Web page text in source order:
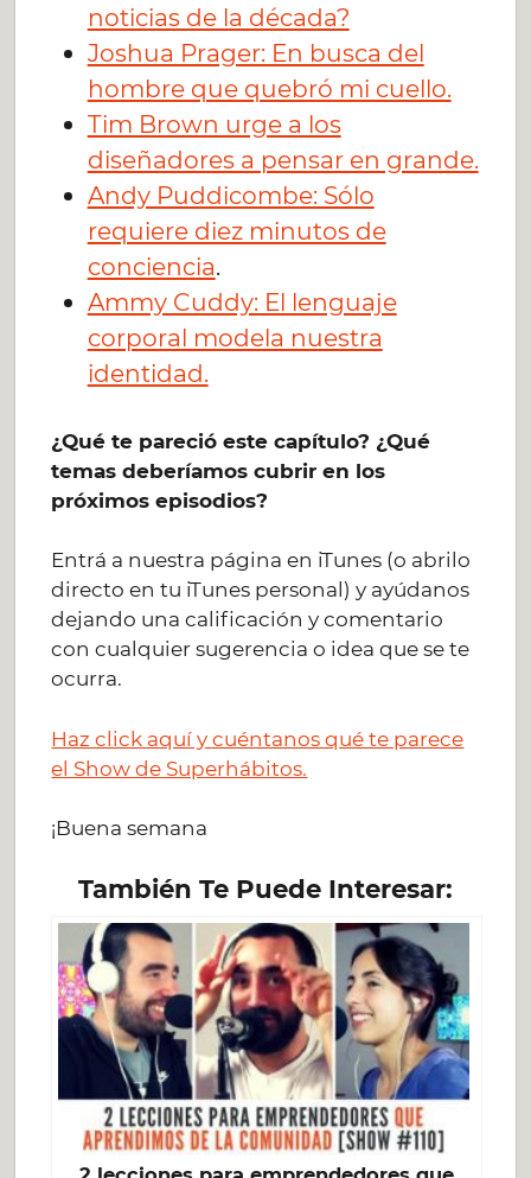
noticias de la década?
Joshua Prager: En busca del
hombre que quebró mi cuello.
Tim Brown urge a los
diseñadores a pensar en grande.
Andy Puddicombe: Sólo
requiere diez minutos de
conciencia.
Ammy Cuddy: El lenguaje
corporal modela nuestra
identidad.
¿Qué te pareció este capítulo? ¿Qué
temas deberíamos cubrir en los
próximos episodios?
Entrá a nuestra página en iTunes (o abrilo
directo en tu iTunes personal) y ayúdanos
dejando una calificación y comentario
con cualquier sugerencia o idea que se te
ocurra.
Haz click aquí y cuéntanos qué te parece
el Show de Superhábitos.
¡Buena semana
También Te Puede Interesar: